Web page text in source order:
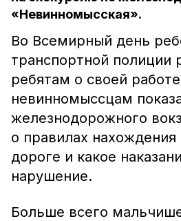
«Невинномысская».
Во Всемирный день
транспортной полиции
ребятам о своей
невинномыссцам
железнодорожного
о правилах
дороге и какое
нарушение.
Больше всего